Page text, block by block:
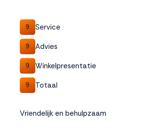
9 Service
9 Advies
9 Winkelpresentatie
9 Totaal
Vriendelijk en behulpzaam